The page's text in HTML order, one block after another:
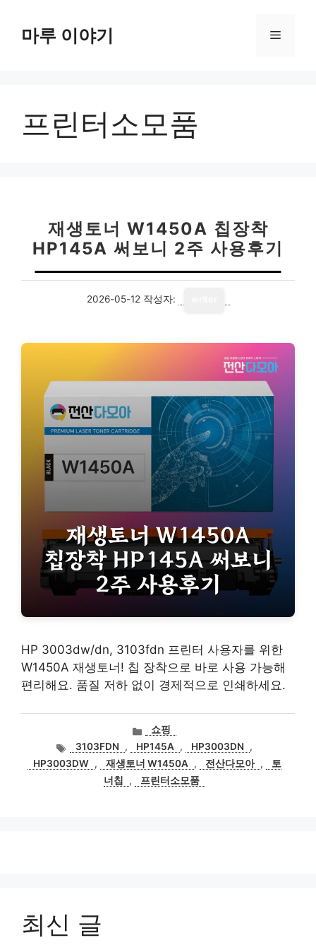
마루 이야기 메
프린터소모품
재생토너 W1450A 칩장착
HP145A 써보니 2주 사용후기
2026-05-12 작성자:
HP 3003dw/dn, 3103fdn 프린터 사용자를 위한
W1450A 재생토너! 칩 장착으로 바로 사용 가능해
편리해요. 품질 저하 없이 경제적으로 인쇄하세요.
카
테
고
리
쇼핑
태
그
3103FDN , HP145A , HP3003DN
,
HP3003DW , 재생토너 W1450A , 전산다모아 ,
토
너칩
, 프린터소모품
최신 글